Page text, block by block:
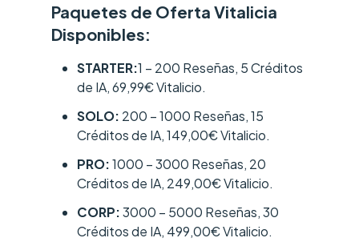
Paquetes de Oferta Vitalicia
Disponibles:
STARTER:1 – 200 Reseñas, 5 Créditos
de IA, 69,99€ Vitalicio.
SOLO: 200 – 1000 Reseñas, 15
Créditos de IA, 149,00€ Vitalicio.
PRO:1000 – 3000 Reseñas, 20
Créditos de IA, 249,00€ Vitalicio.
CORP:3000 – 5000 Reseñas, 30
Créditos de IA, 499,00€ Vitalicio.